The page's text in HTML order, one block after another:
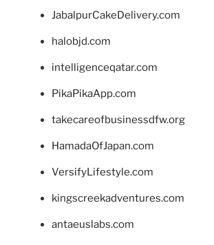
JabalpurCakeDelivery.com
halobjd.com
intelligenceqatar.com
PikaPikaApp.com
takecareofbusinessdfw.org
HamadaOfJapan.com
VersifyLifestyle.com
kingscreekadventures.com
antaeuslabs.com